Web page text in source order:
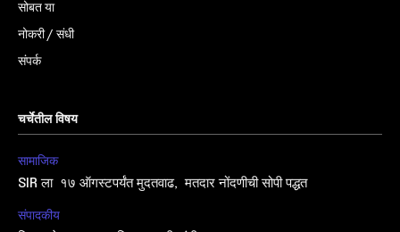
सोबत या
नोकरी / संधी
संपर्क
चर्चेतील विषय
सामाजिक
SIR ला १७ ऑगस्टपर्यंत मुदतवाढ, मतदार नोंदणीची सोपी पद्धत
संपादकीय